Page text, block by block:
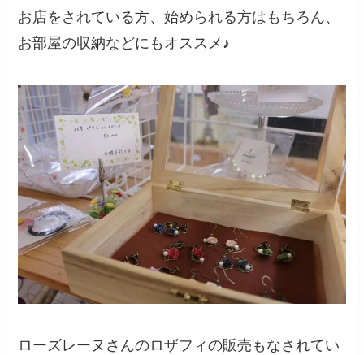
お店をされている方、始められる方はもちろん、
お部屋の収納などにもオススメ♪
ローズレーヌさんのロザフィの販売もなされてい